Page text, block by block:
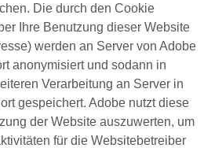
Die durch den Cookie
Ihre Benutzung dieser Website
werden an Server von Adobe
anonymisiert und sodann in
Verarbeitung an Server in
gespeichert. Adobe nutzt diese
der Website auszuwerten, um
für die Websitebetreiber